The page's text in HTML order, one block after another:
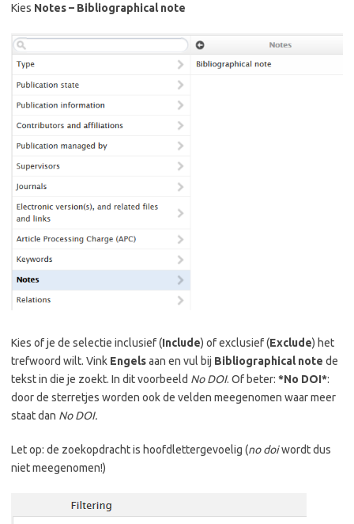
Kies Notes – Bibliographical note
Kies of je de selectie inclusief (Include) of exclusief (Exclude) het
trefwoord wilt. Vink Engelsaan en vul bij Bibliographical note de
tekst in die je zoekt. In dit voorbeeld No DOI. Of beter: *No DOI*:
door de sterretjes worden ook de velden meegenomen waar meer
staat dan No DOI.
Let op: de zoekopdracht is hoofdlettergevoelig (no doiwordt dus
niet meegenomen!)